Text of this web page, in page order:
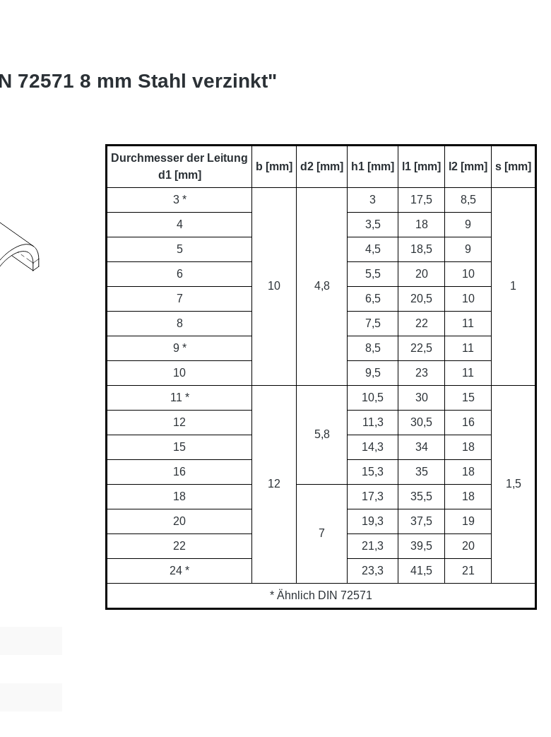
72571 8 mm Stahl verzinkt"
Durchmesser der Leitung
d1 [mm]
b [mm] d2 [mm] h1 [mm] l1 [mm] l2 [mm] s [mm]
3 *
10 4,8
3 17,5 8,5
1
4 3,5 18 9
5 4,5 18,5 9
6 5,5 20 10
7 6,5 20,5 10
8 7,5 22 11
9 * 8,5 22,5 11
10 9,5 23 11
11 *
12
5,8
10,5 30 15
1,5
12 11,3 30,5 16
15 14,3 34 18
16 15,3 35 18
18
7
17,3 35,5 18
20 19,3 37,5 19
22 21,3 39,5 20
24 * 23,3 41,5 21
* Ähnlich DIN 72571